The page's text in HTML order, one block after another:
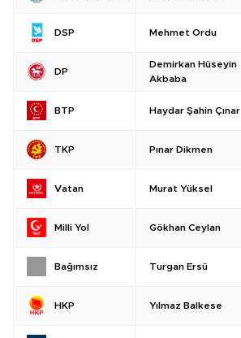
DSP Mehmet Ordu
DP
Demirkan Hüseyin
Akbaba
BTP Haydar Şahin Çınar
TKP Pınar Dikmen
Vatan Murat Yüksel
Milli Yol Gökhan Ceylan
Bağımsız Turgan Ersü
HKP Yılmaz Balkese